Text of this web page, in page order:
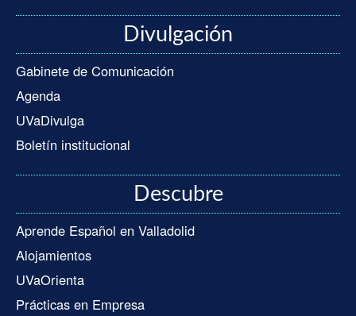
Divulgación
Gabinete de Comunicación
Agenda
UVaDivulga
Boletín institucional
Descubre
Aprende Español en Valladolid
Alojamientos
UVaOrienta
Prácticas en Empresa